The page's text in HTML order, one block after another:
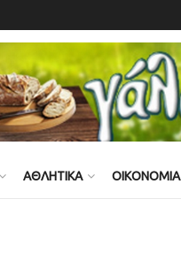
ΑΘΛΗΤΙΚΑ ΟΙΚΟΝΟΜΙΑ